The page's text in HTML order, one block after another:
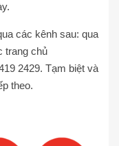
các kênh sau: qua
trang chủ
2429. Tạm biệt và
theo.